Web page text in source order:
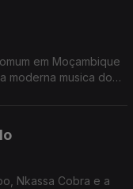
em Moçambique
moderna musica do
Nkassa Cobra e a